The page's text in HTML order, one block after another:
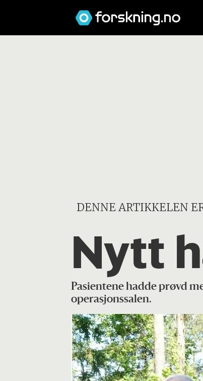
DENNE ARTIKKELEN
Nytt
Pasientene hadde prøvd
operasjonssalen.